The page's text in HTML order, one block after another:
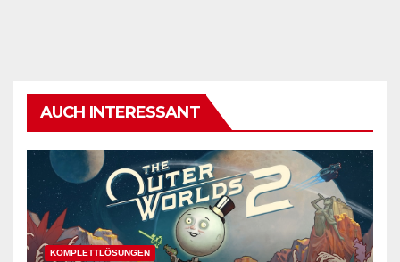
AUCH INTERESSANT
KOMPLETTLÖSUNGEN